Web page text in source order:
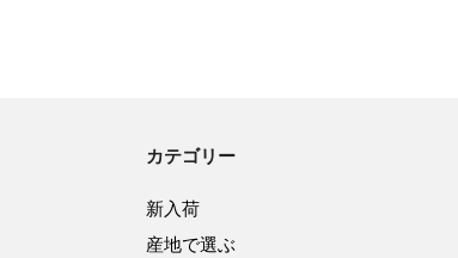
カテゴリー
新入荷
産地で選ぶ